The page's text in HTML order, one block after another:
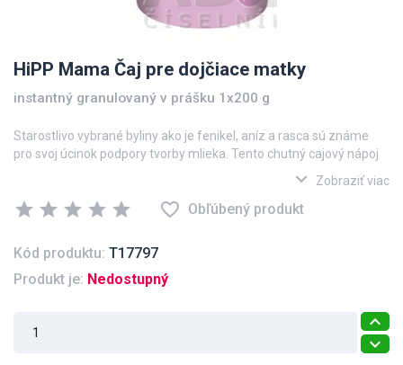
HiPP Mama Čaj pre dojčiace matky
instantný granulovaný v prášku 1x200 g
Starostlivo vybrané byliny ako je fenikel, aníz a rasca sú známe
pro svoj úcinok podpory tvorby mlieka. Tento chutný cajový nápoj
Vám pomôže pokryt zvýšenú potrebu tekutín v období dojcenia.
• bez umelých aróm
• bez lepku
expand_more Zobraziť viac
star star star star star favorite_border Obľúbený produkt
Kód produktu: T17797
Produkt je: Nedostupný